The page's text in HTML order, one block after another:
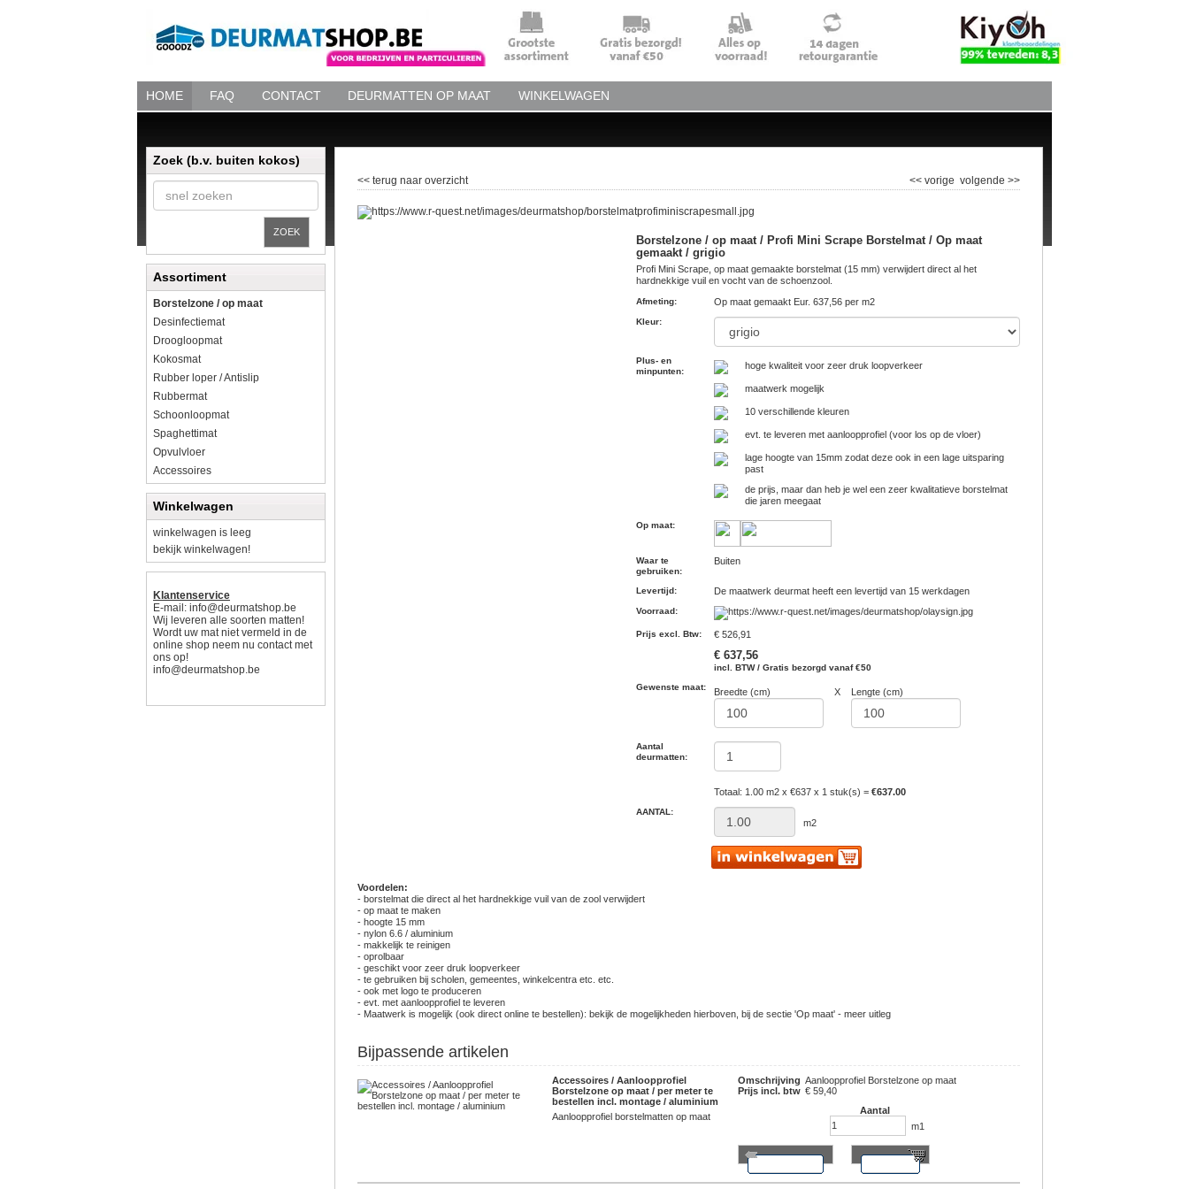
HOME FAQ CONTACT DEURMATTEN OP MAAT WINKELWAGEN
Zoek (b.v. buiten kokos)
ZOEK
Assortiment
Borstelzone / op maat
Desinfectiemat
Droogloopmat
Kokosmat
Rubber loper / Antislip
Rubbermat
Schoonloopmat
Spaghettimat
Opvulvloer
Accessoires
Winkelwagen
winkelwagen is leeg
bekijk winkelwagen!
Klantenservice
E-mail: info@deurmatshop.be
Wij leveren alle soorten matten!
Wordt uw mat niet vermeld in de
online shop neem nu contact met
ons op!
info@deurmatshop.be
<< terug naar overzicht volgende >>
<< vorige
Borstelzone / op maat / Profi Mini Scrape Borstelmat / Op maat
gemaakt / grigio
Profi Mini Scrape, op maat gemaakte borstelmat (15 mm) verwijdert direct al het
hardnekkige vuil en vocht van de schoenzool.
Afmeting: Op maat gemaakt Eur. 637,56 per m2
Kleur:
Plus- en
minpunten:
hoge kwaliteit voor zeer druk loopverkeer
maatwerk mogelijk
10 verschillende kleuren
evt. te leveren met aanloopprofiel (voor los op de vloer)
lage hoogte van 15mm zodat deze ook in een lage uitsparing
past
de prijs, maar dan heb je wel een zeer kwalitatieve borstelmat
die jaren meegaat
Op maat:
Waar te
gebruiken:
Buiten
Levertijd : De maatwerk deurmat heeft een levertijd van 15 werkdagen
Voorraad :
Prijs excl. Btw: € 526,91
€ 637,56
incl. BTW / Gratis bezorgd vanaf €50
Gewenste maat:
Breedte (cm) X Lengte (cm)
Aantal
deurmatten:
Totaal: 1.00 m2 x €637 x 1 stuk(s) = €637.00
AANTAL:
m2
Voordelen:
- borstelmat die direct al het hardnekkige vuil van de zool verwijdert
- op maat te maken
- hoogte 15 mm
- nylon 6.6 / aluminium
- makkelijk te reinigen
- oprolbaar
- geschikt voor zeer druk loopverkeer
- te gebruiken bij scholen, gemeentes, winkelcentra etc. etc.
- ook met logo te produceren
- evt. met aanloopprofiel te leveren
- Maatwerk is mogelijk (ook direct online te bestellen): bekijk de mogelijkheden hierboven, bij de sectie 'Op maat' - meer uitleg
Bijpassende artikelen
Accessoires / Aanloopprofiel
Borstelzone op maat / per meter te
bestellen incl. montage / aluminium
Aanloopprofiel borstelmatten op maat
Omschrijving Aanloopprofiel Borstelzone op maat
Prijs incl. btw € 59,40
Aantal
m1